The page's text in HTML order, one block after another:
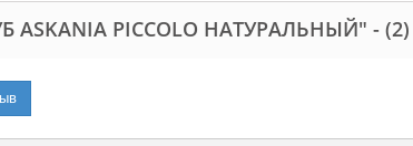
PICCOLO НАТУРАЛЬНЫЙ" - (2)